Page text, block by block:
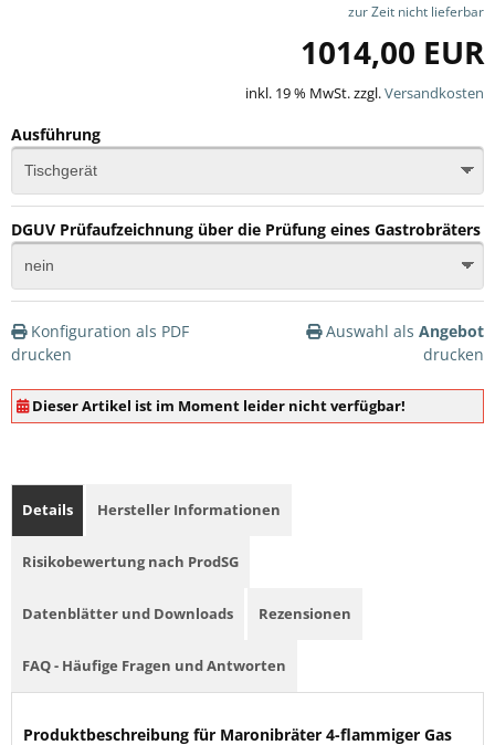
zur Zeit nicht lieferbar
1014,00 EUR
inkl. 19 % MwSt. zzgl.Versandkosten
Ausführung
DGUV Prüfaufzeichnung über die Prüfung eines Gastrobräters
Konfiguration als PDF
drucken
Auswahl als Angebot
drucken
Dieser Artikel ist im Moment leider nicht verfügbar!
Details Hersteller Informationen
Risikobewertung nach ProdSG
Datenblätter und Downloads Rezensionen
FAQ - Häufige Fragen und Antworten
Produktbeschreibung für Maronibräter 4-flammiger Gas